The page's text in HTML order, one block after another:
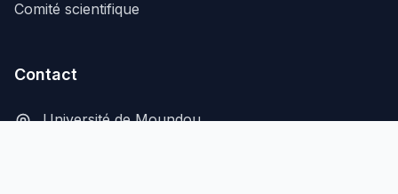
Comité scientifique
Contact
Université de Moundou